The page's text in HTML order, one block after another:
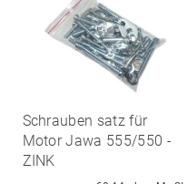
Schrauben satz für
Motor Jawa 555/550 -
ZINK